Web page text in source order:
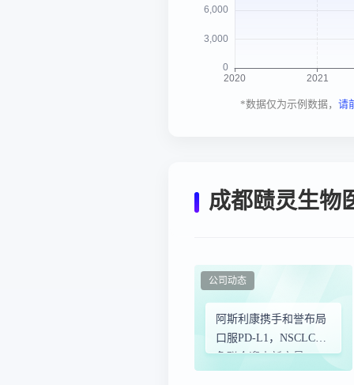
*数据仅为示例数据， 请
成都赜灵生物
阿斯利康携手和誉布局
口服PD-L1，NSCLC靶
免联合迎来新变量
公司动态